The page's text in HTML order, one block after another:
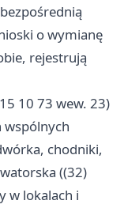
o wymianę
rejestrują
10 73 wew. 23)
wspólnych
chodniki,
((32)
w lokalach i